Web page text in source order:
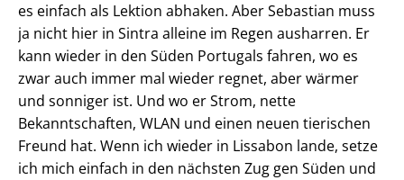
es einfach als Lektion abhaken. Aber Sebastian muss
ja nicht hier in Sintra alleine im Regen ausharren. Er
kann wieder in den Süden Portugals fahren, wo es
zwar auch immer mal wieder regnet, aber wärmer
und sonniger ist. Und wo er Strom, nette
Bekanntschaften, WLAN und einen neuen tierischen
Freund hat. Wenn ich wieder in Lissabon lande, setze
ich mich einfach in den nächsten Zug gen Süden und